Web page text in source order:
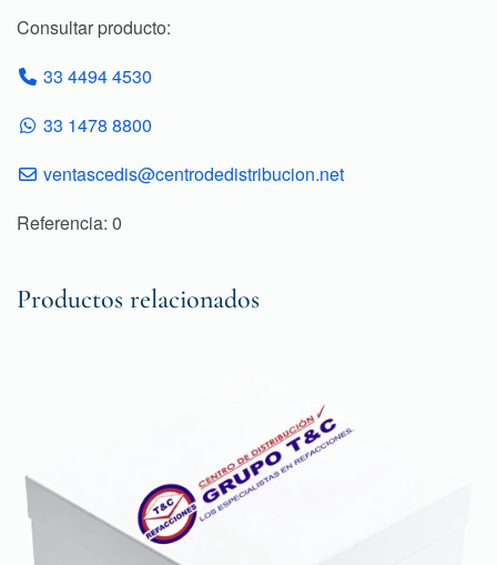
Consultar producto:
33 4494 4530
33 1478 8800
ventascedis@centrodedistribucion.net
Referencia: 0
Productos relacionados